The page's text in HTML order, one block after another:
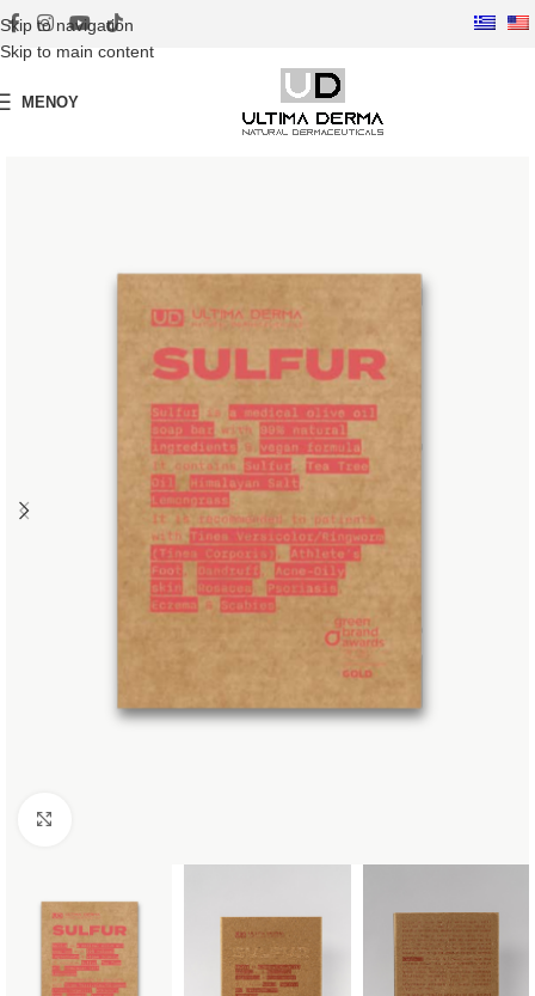
Skip to navigation
Skip to main content
ΜΕΝΟΎ